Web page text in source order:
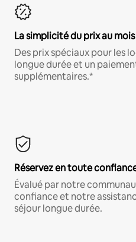
La simplicité du prix au mois
Des prix spéciaux pour les
longue durée et un
supplémentaires.*
Réservez en toute
Évalué par notre
confiance et notre
séjour longue durée.